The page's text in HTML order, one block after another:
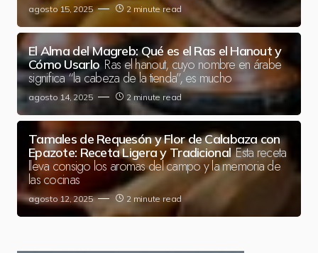
agosto 15, 2025 2 minute read
El Alma del Magreb: Qué es el Ras el Hanout y
Cómo Usarlo Ras el hanout, cuyo nombre en árabe
significa “la cabeza de la tienda”, es mucho
agosto 14, 2025 2 minute read
Tamales de Requesón y Flor de Calabaza con
Epazote: Receta Ligera y Tradicional Esta receta
lleva consigo los aromas del campo y la memoria de
las cocinas
agosto 12, 2025 2 minute read